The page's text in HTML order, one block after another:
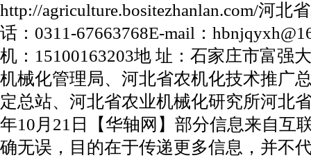
http://agriculture.bositezhanlan.com/河北
话：0311-67663768E-mail：
机：15100163203地 址：石家庄市富强
机械化管理局、河北省农机化技术推广
定总站、河北省农业机械化研究所河北
年10月21日【华轴网】部分信息来自互
确无误，目的在于传递更多信息，并不